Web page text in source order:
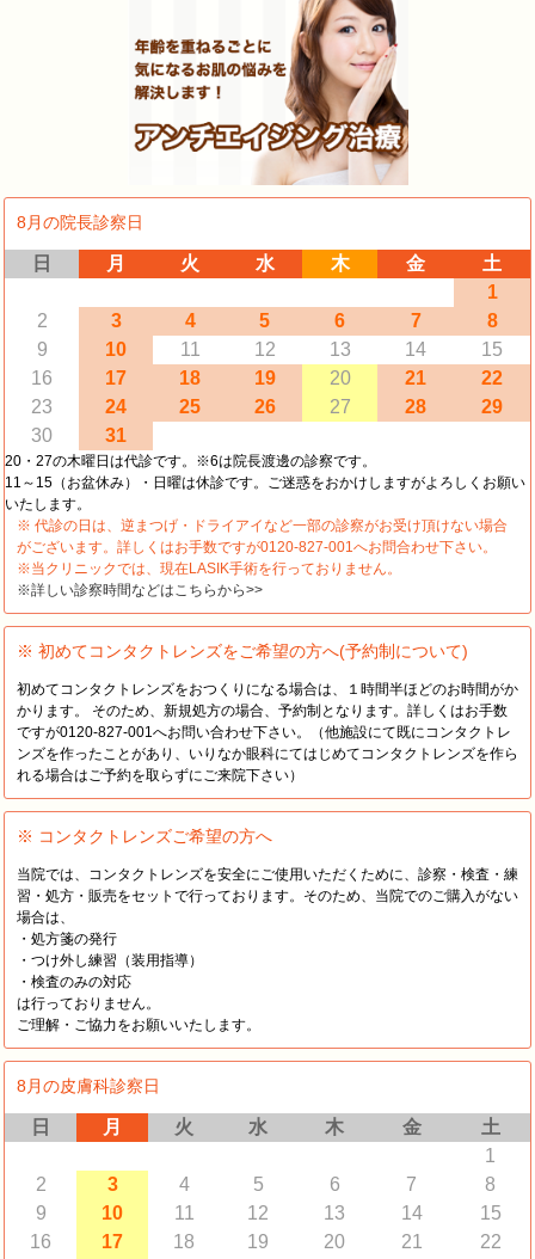
8月の院長診察日
日 月 火 水 木 金
土
1
2
3 4 5 6 7
8
9
10 11 12 13 14
15
16
17 18 19 20 21
22
23
24 25 26 27 28
29
30
31
20・27の木曜日は代診です。※6は院長渡邊の診察です。
11～15（お盆休み）・日曜は休診です。ご迷惑をおかけしますがよろしくお願い
いたします。
※ 代診の日は、逆まつげ・ドライアイなど一部の診察がお受け頂けない場合
がございます。詳しくはお手数ですが0120-827-001へお問合わせ下さい。
※当クリニックでは、現在LASIK手術を行っておりません。
※詳しい診察時間などはこちらから>>
※ 初めてコンタクトレンズをご希望の方へ(予約制について)
初めてコンタクトレンズをおつくりになる場合は、１時間半ほどのお時間がか
かります。 そのため、新規処方の場合、予約制となります。詳しくはお手数
ですが0120-827-001へお問い合わせ下さい。（他施設にて既にコンタクトレ
ンズを作ったことがあり、いりなか眼科にてはじめてコンタクトレンズを作ら
れる場合はご予約を取らずにご来院下さい）
※ コンタクトレンズご希望の方へ
当院では、コンタクトレンズを安全にご使用いただくために、診察・検査・練
習・処方・販売をセットで行っております。そのため、当院でのご購入がない
場合は、
・処方箋の発行
・つけ外し練習（装用指導）
・検査のみの対応
は行っておりません。
ご理解・ご協力をお願いいたします。
8月の皮膚科診察日
日 月 火 水 木 金
土
1
2
3 4 5 6 7
8
9
10 11 12 13 14
15
16
17 18 19 20 21
22